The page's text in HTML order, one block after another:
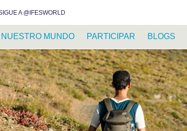
A @IFESWORLD
NUESTRO MUNDO PARTICIPAR BLOGS